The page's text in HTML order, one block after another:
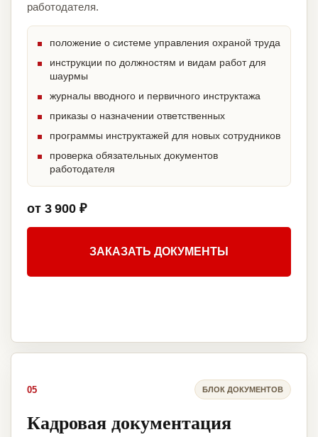
работодателя.
положение о системе управления охраной труда
инструкции по должностям и видам работ для
шаурмы
журналы вводного и первичного инструктажа
приказы о назначении ответственных
программы инструктажей для новых сотрудников
проверка обязательных документов
работодателя
от 3 900 ₽
ЗАКАЗАТЬ ДОКУМЕНТЫ
05 БЛОК ДОКУМЕНТОВ
Кадровая документация